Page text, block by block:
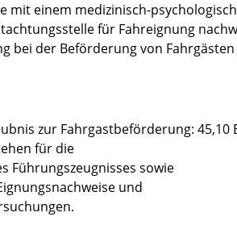
mit einem medizinisch-
für Fahreignung
bei der Beförderung von
zur Fahrgastbeförderung: 45,10
für die
Führungszeugnisses sowie
und